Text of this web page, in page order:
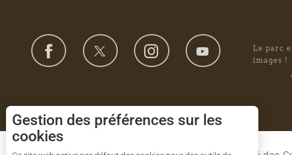
Le parc
images !
Gestion des préférences sur les
cookies